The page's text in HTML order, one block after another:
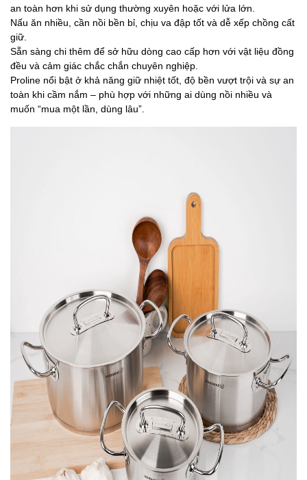
an toàn hơn khi sử dụng thường xuyên hoặc với lửa lớn.
Nấu ăn nhiều, cần nồi bền bỉ, chịu va đập tốt và dễ xếp chồng cất
giữ.
Sẵn sàng chi thêm để sở hữu dòng cao cấp hơn với vật liệu đồng
đều và cảm giác chắc chắn chuyên nghiệp.
Proline nổi bật ở khả năng giữ nhiệt tốt, độ bền vượt trội và sự an
toàn khi cầm nắm – phù hợp với những ai dùng nồi nhiều và
muốn “mua một lần, dùng lâu”.